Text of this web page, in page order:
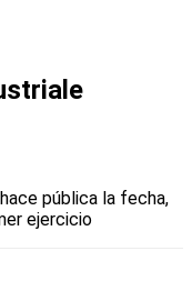
pública la fecha,
ejercicio